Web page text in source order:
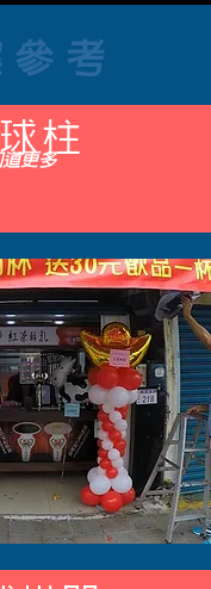
參考
柱
道更多